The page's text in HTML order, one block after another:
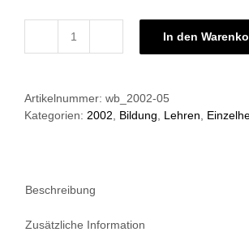
Grundlagen
05/2002:
Hochschule
In den
Artikelnummer: wb_2002-05
Kategorien: 2002, Bildung, Lehren,
Beschreibung
Zusätzliche Information